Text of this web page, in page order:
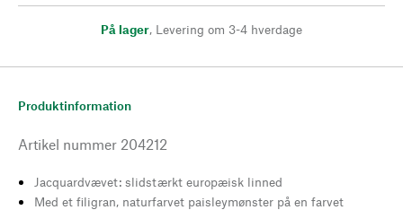
På lager, Levering om 3-4 hverdage
Produktinformation
Artikel nummer 204212
Jacquardvævet: slidstærkt europæisk linned
Med et filigran, naturfarvet paisleymønster på en farvet